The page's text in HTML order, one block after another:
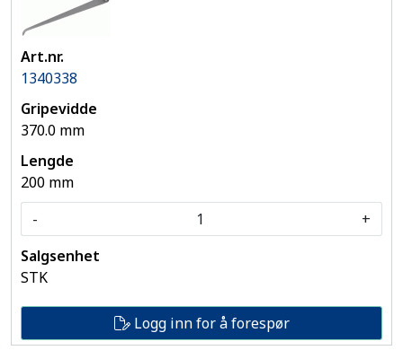
1340338
370.0 mm
200 mm
-
+
STK
Logg inn for å forespør